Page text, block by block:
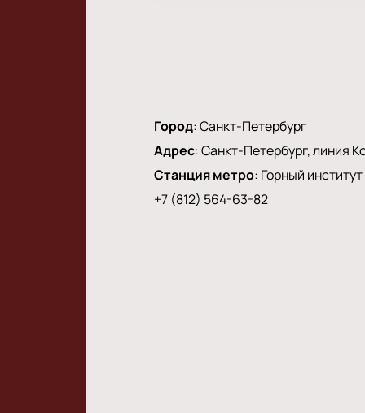
Город:Санкт-Петербург
Адрес:Санкт-Петербург, линия
Станция метро: Горный институт
+7 (812) 564-63-82